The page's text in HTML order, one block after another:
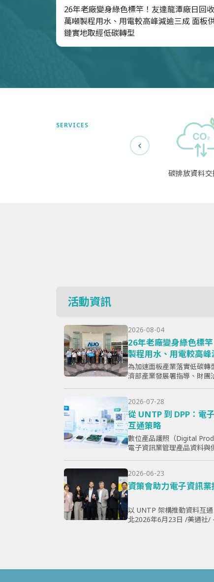
26年老廠變身綠色標竿！友達龍潭廠日回
萬噸製程用水、用電較高峰減逾三成 面板
鏈實地取經低碳轉型
SERVICES
碳排放資料
活動資訊
2026-08-04
26年老廠變身綠色標
製程用水、用電較高
經低碳轉型
為加速面板產業落實低碳轉
濟部產業發展署指導、財團
2026-07-28
從 UNTP 到 DPP：電
互通策略
數位產品護照（Digital
電子資訊業管理產品資料與
2026-06-23
資策會助力電子資訊
以 UNTP 架構推動資料互
北2026年6月23日 /美通社/